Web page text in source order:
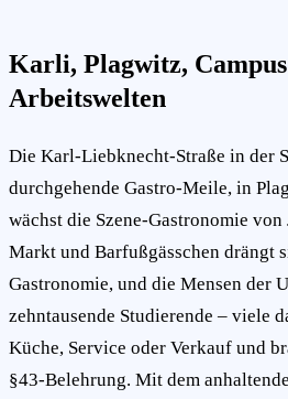
Karli, Plagwitz,
Arbeitswelten
Die Karl-Liebknecht-Straße in der
durchgehende Gastro-Meile, in
wächst die Szene-Gastronomie von
Markt und Barfußgässchen drängt
Gastronomie, und die Mensen der
zehntausende Studierende – viele
Küche, Service oder Verkauf und
§43-Belehrung. Mit dem